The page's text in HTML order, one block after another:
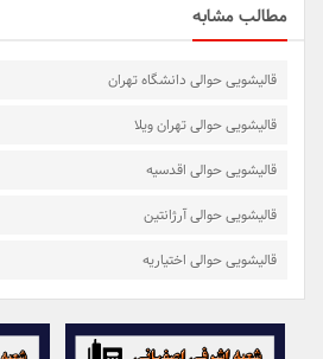
مطالب مشابه
قالیشویی حوالی دانشگاه تهران
قالیشویی حوالی تهران ویلا
قالیشویی حوالی اقدسیه
قالیشویی حوالی آرژانتین
قالیشویی حوالی اختیاریه